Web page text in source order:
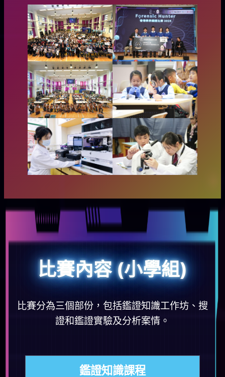
比賽內容 (小學組)
比賽分為三個部份，包括鑑證知識工作坊、搜
證和鑑證實驗及分析案情。
鑑證知識課程